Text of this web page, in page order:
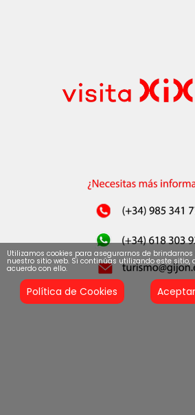
Utilizamos cookies para asegurarnos de
nuestro sitio web. Si continúas utilizando este
acuerdo con ello.
Política de Cookies Aceptar